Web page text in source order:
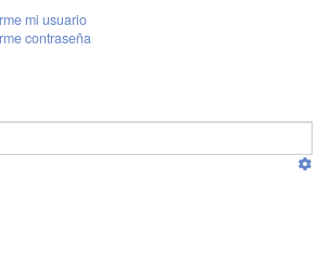
mi usuario
contraseña